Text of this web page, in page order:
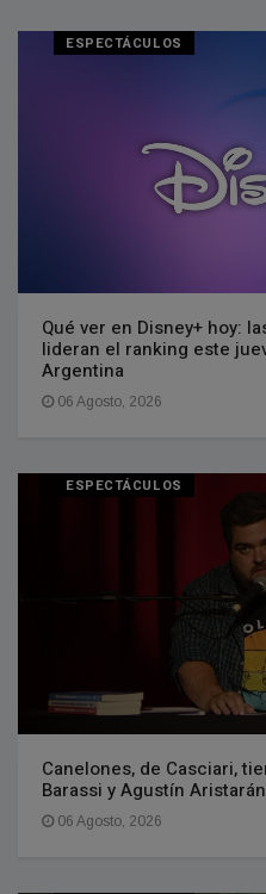
ESPECTÁCULOS
Qué ver en Disney+ hoy:
lideran el ranking este
Argentina
06 Agosto, 2026
ESPECTÁCULOS
Canelones, de Casciari,
Barassi y Agustín Aristarán
06 Agosto, 2026